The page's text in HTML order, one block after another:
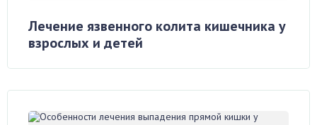
Лечение язвенного колита кишечника у
взрослых и детей